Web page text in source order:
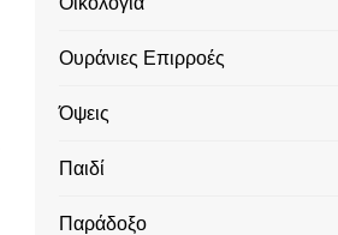
Ουράνιες Επιρροές
Όψεις
Παιδί
Παράδοξο